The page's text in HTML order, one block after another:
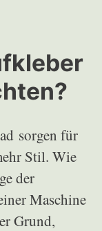
sorgen für
Stil. Wie
der
Maschine
Grund,